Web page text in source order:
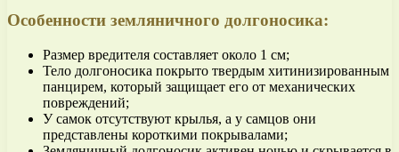
Особенности земляничного долгоносика:
Размер вредителя составляет около 1 см;
Тело долгоносика покрыто твердым хитинизированным
панцирем, который защищает его от механических
повреждений;
У самок отсутствуют крылья, а у самцов они
представлены короткими покрывалами;